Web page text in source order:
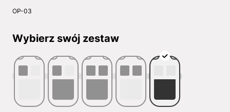
OP-03
Wybierz swój zestaw